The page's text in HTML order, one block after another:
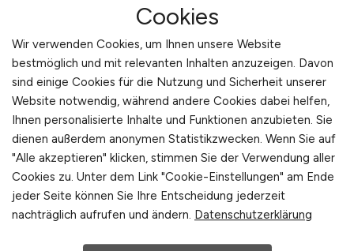
Prüfingenieur(m/w/d)
Fahrzeugtechnik
GTÜ Gesellschaft für Technische
Überwachung mbH
07.07.2026
Bundesweit
1
Cookies
Wir verwenden Cookies, um Ihnen unsere Website
bestmöglich und mit relevanten Inhalten anzuzeigen. Davon
sind einige Cookies für die Nutzung und Sicherheit unserer
Website notwendig, während andere Cookies dabei helfen,
Ihnen personalisierte Inhalte und Funktionen anzubieten. Sie
dienen außerdem anonymen Statistikzwecken. Wenn Sie auf
"Alle akzeptieren" klicken, stimmen Sie der Verwendung aller
Cookies zu. Unter dem Link "Cookie-Einstellungen" am Ende
jeder Seite können Sie Ihre Entscheidung jederzeit
nachträglich aufrufen und ändern. Datenschutzerklärung